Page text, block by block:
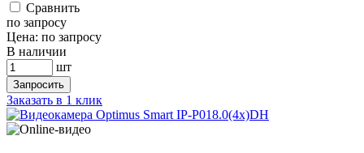
Cравнить
по запросу
Цена: по запросу
В наличии
шт
Запросить
Заказать в 1 клик